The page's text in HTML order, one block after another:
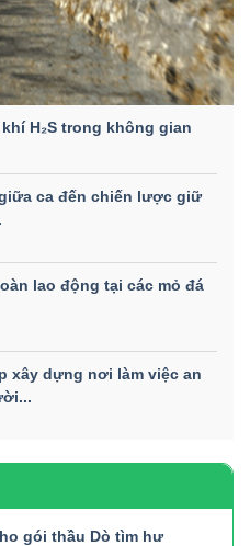
H₂S trong không gian
ca đến chiến lược giữ
lao động tại các mỏ đá
xây dựng nơi làm việc an
gói thầu Dò tìm hư